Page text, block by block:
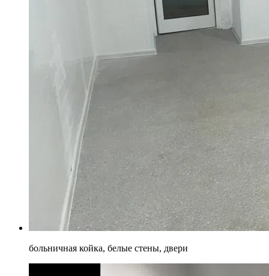
больничная койка, белые стены, двери